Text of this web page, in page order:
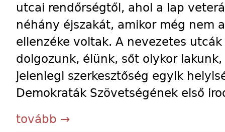
utcai rendőrségtől, ahol a lap
néhány éjszakát, amikor még nem
ellenzéke voltak. A nevezetes
dolgozunk, élünk, sőt olykor
jelenlegi szerkesztőség egyik
Demokraták Szövetségének első
tovább →